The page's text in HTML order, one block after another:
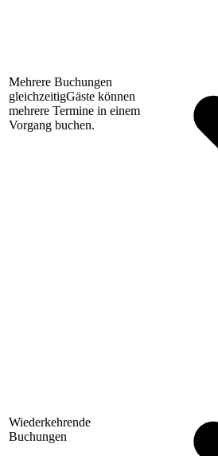
Mehrere Buchungen
gleichzeitigGäste können
mehrere Termine in einem
Vorgang buchen.
Wiederkehrende
Buchungen